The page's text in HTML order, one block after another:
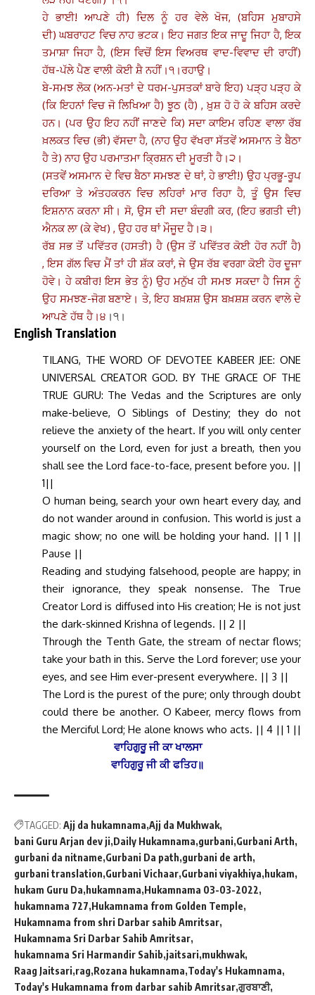
ਹੇ ਭਾਈ! ਆਪਣੇ ਹੀ) ਦਿਲ ਨੂੰ ਹਰ ਵੇਲੇ ਖੋਜ, (ਬਹਿਸ ਮੁਬਾਹਸੇ
ਦੀ) ਘਬਰਾਹਟ ਵਿਚ ਨਾਹ ਭਟਕ। ਇਹ ਜਗਤ ਇਕ ਜਾਦੂ ਜਿਹਾ ਹੈ, ਇਕ
ਤਮਾਸ਼ਾ ਜਿਹਾ ਹੈ, (ਇਸ ਵਿਚੋਂ ਇਸ ਵਿਅਰਥ ਵਾਦ-ਵਿਵਾਦ ਦੀ ਰਾਹੀਂ)
ਹੱਥ-ਪੱਲੇ ਪੈਣ ਵਾਲੀ ਕੋਈ ਸ਼ੈ ਨਹੀਂ।੧।ਰਹਾਉ।
ਬੇ-ਸਮਝ ਲੋਕ (ਅਨ-ਮਤਾਂ ਦੇ ਧਰਮ-ਪੁਸਤਕਾਂ ਬਾਰੇ ਇਹ) ਪੜ੍ਹ ਪੜ੍ਹ ਕੇ
(ਕਿ ਇਹਨਾਂ ਵਿਚ ਜੋ ਲਿਖਿਆ ਹੈ) ਝੂਠ (ਹੈ) , ਖ਼ੁਸ਼ ਹੋ ਹੋ ਕੇ ਬਹਿਸ ਕਰਦੇ
ਹਨ। (ਪਰ ਉਹ ਇਹ ਨਹੀਂ ਜਾਣਦੇ ਕਿ) ਸਦਾ ਕਾਇਮ ਰਹਿਣ ਵਾਲਾ ਰੱਬ
ਖ਼ਲਕਤ ਵਿਚ (ਭੀ) ਵੱਸਦਾ ਹੈ, (ਨਾਹ ਉਹ ਵੱਖਰਾ ਸੱਤਵੇਂ ਅਸਮਾਨ ਤੇ ਬੈਠਾ
ਹੈ ਤੇ) ਨਾਹ ਉਹ ਪਰਮਾਤਮਾ ਕ੍ਰਿਸ਼ਨ ਦੀ ਮੂਰਤੀ ਹੈ।੨।
(ਸਤਵੇਂ ਅਸਮਾਨ ਦੇ ਵਿਚ ਬੈਠਾ ਸਮਝਣ ਦੇ ਥਾਂ, ਹੇ ਭਾਈ!) ਉਹ ਪ੍ਰਭੂ-ਰੂਪ
ਦਰਿਆ ਤੇ ਅੰਤਹਕਰਨ ਵਿਚ ਲਹਿਰਾਂ ਮਾਰ ਰਿਹਾ ਹੈ, ਤੂੰ ਉਸ ਵਿਚ
ਇਸ਼ਨਾਨ ਕਰਨਾ ਸੀ। ਸੋ, ਉਸ ਦੀ ਸਦਾ ਬੰਦਗੀ ਕਰ, (ਇਹ ਭਗਤੀ ਦੀ)
ਐਨਕ ਲਾ (ਕੇ ਵੇਖ) , ਉਹ ਹਰ ਥਾਂ ਮੌਜੂਦ ਹੈ।੩।
ਰੱਬ ਸਭ ਤੋਂ ਪਵਿੱਤਰ (ਹਸਤੀ) ਹੈ (ਉਸ ਤੋਂ ਪਵਿੱਤਰ ਕੋਈ ਹੋਰ ਨਹੀਂ ਹੈ)
, ਇਸ ਗੱਲ ਵਿਚ ਮੈਂ ਤਾਂ ਹੀ ਸ਼ੱਕ ਕਰਾਂ, ਜੇ ਉਸ ਰੱਬ ਵਰਗਾ ਕੋਈ ਹੋਰ ਦੂਜਾ
ਹੋਵੇ। ਹੇ ਕਬੀਰ! ਇਸ ਭੇਤ ਨੂੰ) ਉਹ ਮਨੁੱਖ ਹੀ ਸਮਝ ਸਕਦਾ ਹੈ ਜਿਸ ਨੂੰ
ਉਹ ਸਮਝਣ-ਜੋਗ ਬਣਾਏ। ਤੇ, ਇਹ ਬਖ਼ਸ਼ਸ਼ ਉਸ ਬਖ਼ਸ਼ਸ਼ ਕਰਨ ਵਾਲੇ ਦੇ
ਆਪਣੇ ਹੱਥ ਹੈ।੪ ।੧।
English Translation
TILANG, THE WORD OF DEVOTEE KABEER JEE: ONE
UNIVERSAL CREATOR GOD. BY THE GRACE OF THE
TRUE GURU: The Vedas and the Scriptures are only
make-believe, O Siblings of Destiny; they do not
relieve the anxiety of the heart. If you will only center
yourself on the Lord, even for just a breath, then you
shall see the Lord face-to-face, present before you. ||
1||
O human being, search your own heart every day, and
do not wander around in confusion. This world is just a
magic show; no one will be holding your hand. || 1 ||
Pause ||
Reading and studying falsehood, people are happy; in
their ignorance, they speak nonsense. The True
Creator Lord is diffused into His creation; He is not just
the dark-skinned Krishna of legends. || 2 ||
Through the Tenth Gate, the stream of nectar flows;
take your bath in this. Serve the Lord forever; use your
eyes, and see Him ever-present everywhere. || 3 ||
The Lord is the purest of the pure; only through doubt
could there be another. O Kabeer, mercy flows from
the Merciful Lord; He alone knows who acts. || 4 || 1 ||
ਵਾਹਿਗੁਰੂ ਜੀ ਕਾ ਖਾਲਸਾ
ਵਾਹਿਗੁਰੂ ਜੀ ਕੀ ਫਤਿਹ॥
TAGGED: Ajj da hukamnama Ajj da Mukhwak
bani Guru Arjan dev ji Daily Hukamnama gurbani Gurbani Arth
gurbani da nitname Gurbani Da path gurbani de arth
gurbani translation Gurbani Vichaar Gurbani viyakhiya hukam
hukam Guru Da hukamnama Hukamnama 03-03-2022
hukamnama 727 Hukamnama from Golden Temple
Hukamnama from shri Darbar sahib Amritsar
Hukamnama Sri Darbar Sahib Amritsar
hukamnama Sri Harmandir Sahib jaitsari mukhwak
Raag Jaitsari rag Rozana hukamnama Today's Hukamnama
Today's Hukamnama from darbar sahib Amritsar ਗੁਰਬਾਣੀ